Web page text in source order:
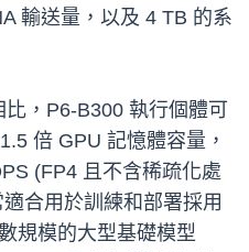
輸送量，以及 4 TB 的系
，P6-B300 執行個體可
倍 GPU 記憶體容量，
(FP4 且不含稀疏化處
合用於訓練和部署採用
規模的大型基礎模型